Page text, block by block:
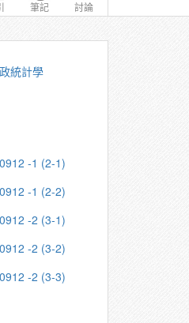
筆記 討論
統計學
-1 (2-1)
-1 (2-2)
-2 (3-1)
-2 (3-2)
-2 (3-3)